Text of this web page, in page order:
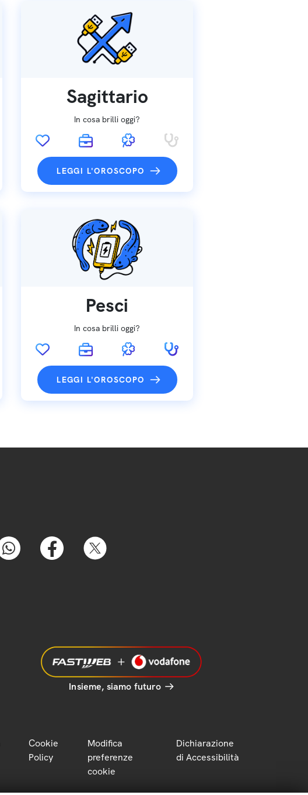
Sagittario
In cosa brilli oggi?
LEGGI L'OROSCOPO
Pesci
In cosa brilli oggi?
LEGGI L'OROSCOPO
Insieme, siamo futuro
Cookie
Policy
Modifica
preferenze
cookie
Dichiarazione
di Accessibilità